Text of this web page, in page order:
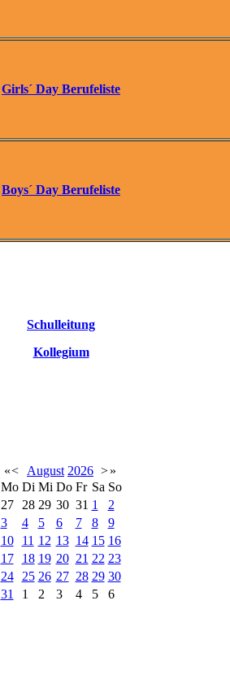
Girls´ Day Berufeliste
Boys´ Day Berufeliste
Schulleitung
Kollegium
«< August 2026 >»
Mo Di Mi Do Fr Sa So
27
28 29 30 31 1
2
3
4 5 6 7 8
9
10
11 12 13 14 15 16
17
18 19 20 21 22 23
24
25 26 27 28 29 30
31
1 2 3 4 5 6